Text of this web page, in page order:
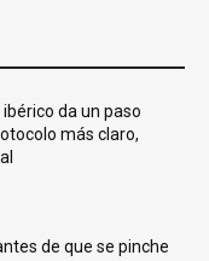
da un paso
más claro,
de que se pinche